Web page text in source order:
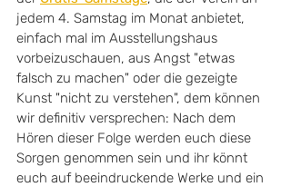
jedem 4. Samstag im Monat anbietet,
einfach mal im Ausstellungshaus
vorbeizuschauen, aus Angst "etwas
falsch zu machen" oder die gezeigte
Kunst "nicht zu verstehen", dem können
wir definitiv versprechen: Nach dem
Hören dieser Folge werden euch diese
Sorgen genommen sein und ihr könnt
euch auf beeindruckende Werke und ein